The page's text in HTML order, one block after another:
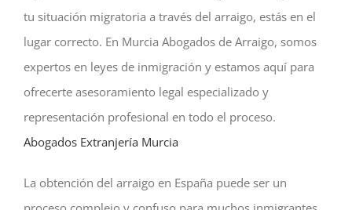
tu situación migratoria a través del arraigo, estás en el
lugar correcto. En Murcia Abogados de Arraigo, somos
expertos en leyes de inmigración y estamos aquí para
ofrecerte asesoramiento legal especializado y
representación profesional en todo el proceso.
Abogados Extranjería Murcia
La obtención del arraigo en España puede ser un